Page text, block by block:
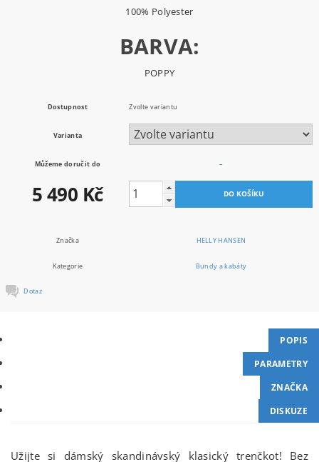
100% Polyester
BARVA:
POPPY
Dostupnost Zvolte variantu
Varianta
Můžeme doručit do –
5 490 Kč
Značka HELLY HANSEN
Kategorie Bundy a kabáty
Dotaz
POPIS
PARAMETRY
ZNAČKA
DISKUZE
Užijte si dámský skandinávský klasický trenčkot! Bez